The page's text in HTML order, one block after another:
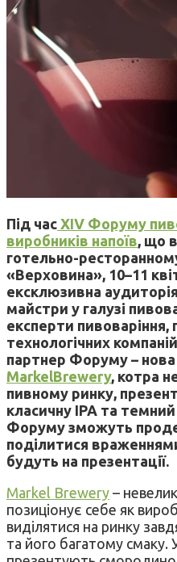
Під час XIV Форуму
виробників напоїв, що
готельно-
«Верховина», 10–11
ексклюзивна
майстри у галузі
експерти пивоваріння,
технологічних
партнер Форуму –
MarkelBrewery, котра
пивному ринку,
класичну IPA та
Форуму зможуть
поділитися
будуть на презентації.
Markel Brewery –
позиціонує себе як
виділятися на ринку
та його багатому